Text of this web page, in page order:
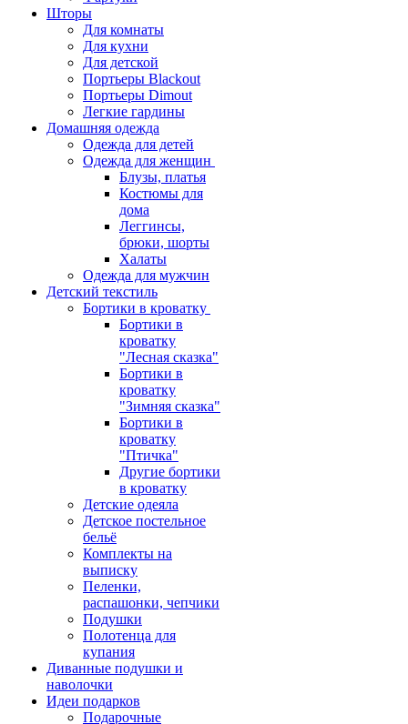
Шторы
Для комнаты
Для кухни
Для детской
Портьеры Blackout
Портьеры Dimout
Легкие гардины
Домашняя одежда
Одежда для детей
Одежда для женщин
Блузы, платья
Костюмы для
дома
Леггинсы,
брюки, шорты
Халаты
Одежда для мужчин
Детский текстиль
Бортики в кроватку
Бортики в
кроватку
"Лесная сказка"
Бортики в
кроватку
"Зимняя сказка"
Бортики в
кроватку
"Птичка"
Другие бортики
в кроватку
Детские одеяла
Детское постельное
бельё
Комплекты на
выписку
Пеленки,
распашонки, чепчики
Подушки
Полотенца для
купания
Диванные подушки и
наволочки
Идеи подарков
Подарочные